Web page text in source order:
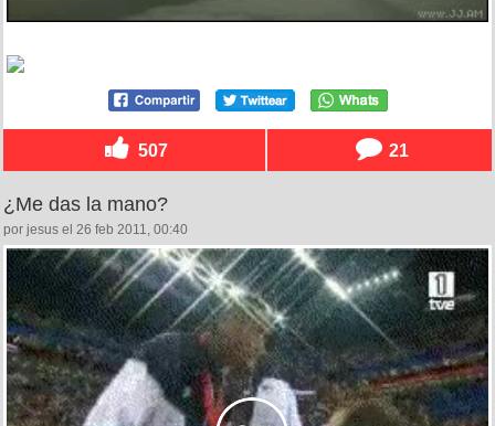
507 21
¿Me das la mano?
por jesus el 26 feb 2011, 00:40